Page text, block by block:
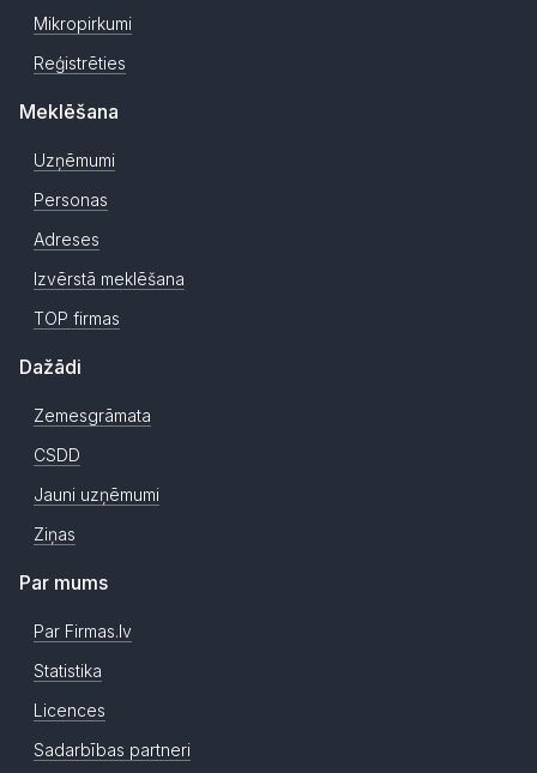
Mikropirkumi
Reģistrēties
Meklēšana
Uzņēmumi
Personas
Adreses
Izvērstā meklēšana
TOP firmas
Dažādi
Zemesgrāmata
CSDD
Jauni uzņēmumi
Ziņas
Par mums
Par Firmas.lv
Statistika
Licences
Sadarbības partneri